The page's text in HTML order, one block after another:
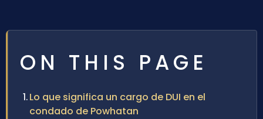
ON THIS PAGE
Lo que significa un cargo de DUI en el
condado de Powhatan